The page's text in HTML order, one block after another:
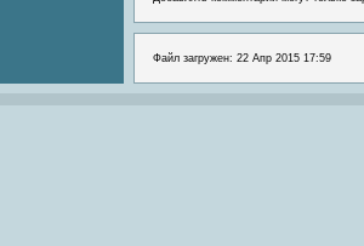
Файл загружен: 22 Апр 2015 17:59